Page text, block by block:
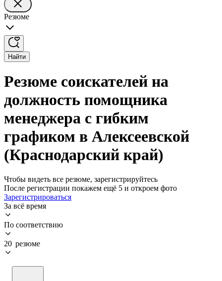
Резюме
Найти
Резюме соискателей на
должность помощника
менеджера с гибким
графиком в Алексеевской
(Краснодарский край)
Чтобы видеть все резюме, зарегистрируйтесь
После регистрации покажем ещё 5 и откроем фото
Зарегистрироваться
За всё время
По соответствию
20 резюме